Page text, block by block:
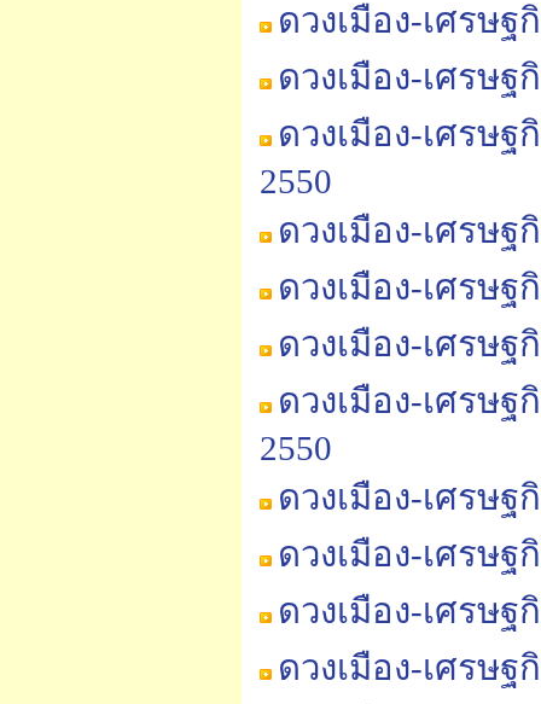
ดวงเมือง-เศรษ
ดวงเมือง-เศรษ
ดวงเมือง-เศรษ
2550
ดวงเมือง-เศรษ
ดวงเมือง-เศรษ
ดวงเมือง-เศรษ
ดวงเมือง-เศรษ
2550
ดวงเมือง-เศรษ
ดวงเมือง-เศรษ
ดวงเมือง-เศรษ
ดวงเมือง-เศรษ